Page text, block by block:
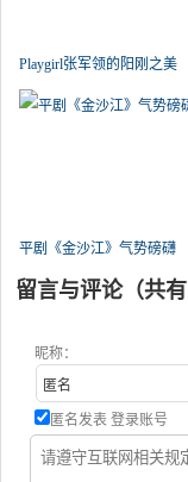
Playgirl张军领的阳刚之美
平剧《金沙江》气势磅礴
留言与评论（共有
昵称：
匿名发表 登录账号